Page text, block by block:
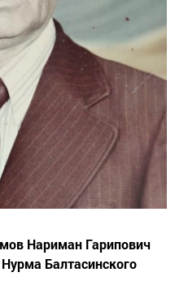
Нариман Гарипович
Балтасинского